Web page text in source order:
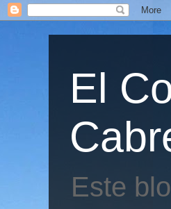
El
Este